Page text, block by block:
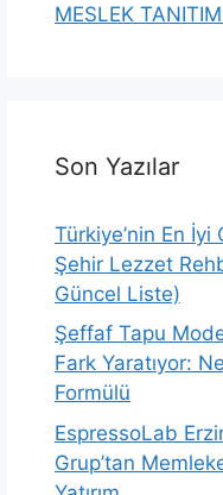
MESLEK
Son Yazılar
Türkiye’nin En
Şehir Lezzet
Güncel Liste)
Şeffaf Tapu
Fark Yaratıyor:
Formülü
EspressoLab
Grup’tan